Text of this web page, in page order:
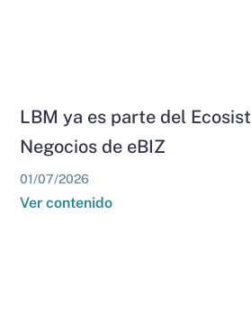
LBM ya es parte del
Negocios de eBIZ
01/07/2026
Ver contenido